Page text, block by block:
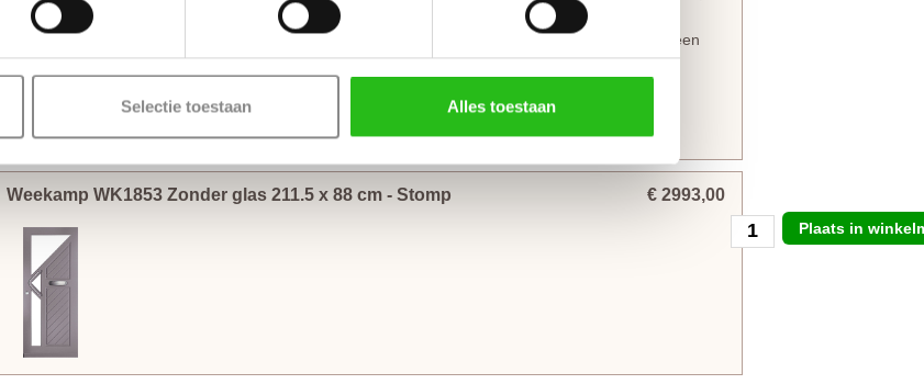
Selectie toestaan Alles toestaan
worden gemonteerd. Voordeuren worden met minimaal 3
kogellagerscharnieren
aan het kozijn
gemonteerd om de deur soepel te laten draaien en kromtrekken tegen te gaan. Voordeuren met een
hoogte van 231.5 cm zijn het beste af te hangen met 4kogellagerscharnieren.
Thuisbezorgd in 50 werkdagen
(Bewerkingen zoals een slotgat of 3-puntsluiting verlengt de levertijd met 4 werkdagen)
Weekamp WK1853 Zonder glas 211.5 x 88 cm - Stomp € 2993,00
Plaats in